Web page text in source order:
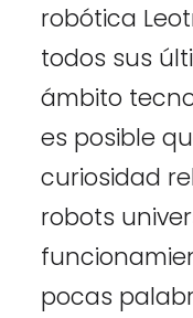
robótica
todos sus
ámbito
es posible
curiosidad
robots
pocas